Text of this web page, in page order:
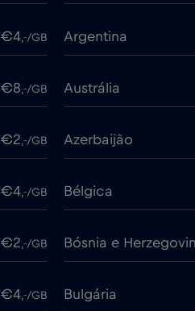
€4,-/GB Argentina
€8,-/GB Austrália
€2,-/GB Azerbaijão
€4,-/GB Bélgica
€2,-/GB Bósnia e
€4,-/GB Bulgária